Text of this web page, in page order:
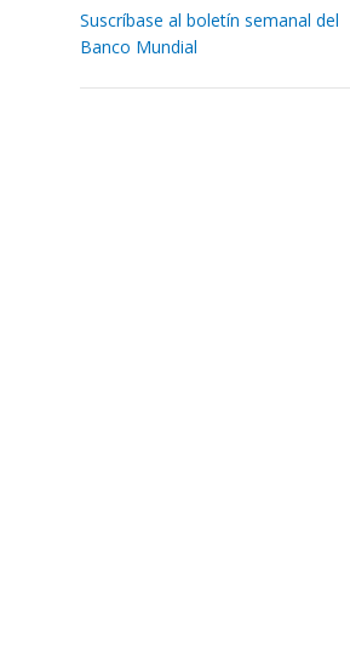
Suscríbase al boletín semanal del
Banco Mundial